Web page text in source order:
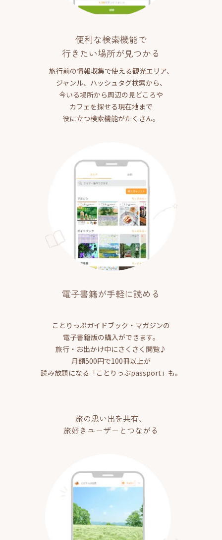
便利な検索機能で
行きたい場所が見つかる
旅行前の情報収集で使える観光エリア、
ジャンル、ハッシュタグ検索から、
今いる場所から周辺の見どころや
カフェを探せる現在地まで
役に立つ検索機能がたくさん。
電子書籍が手軽に読める
ことりっぷガイドブック・マガジンの
電子書籍版の購入ができます。
旅行・お出かけ中にさくさく閲覧♪
月額500円で100冊以上が
読み放題になる「ことりっぷpassport」も。
旅の思い出を共有、
旅好きユーザーとつながる